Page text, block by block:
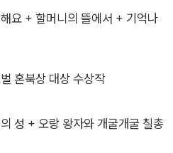
요 + 할머니의 뜰에서 + 기억나
혼북상 대상 수상작
성 + 오랑 왕자와 개굴개굴 칠총